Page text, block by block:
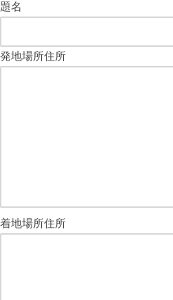
題名
発地場所住所
着地場所住所